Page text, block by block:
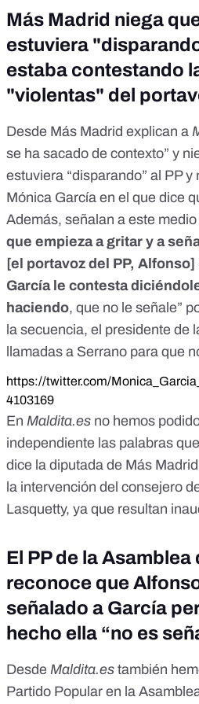
Más Madrid niega
estuviera
estaba contestando
"violentas" del
Desde Más Madrid explican a
se ha sacado de contexto” y
estuviera “disparando” al PP y
Mónica García en el que dice
Además, señalan a este
que empieza a gritar y a
[el portavoz del PP,
García le contesta
haciendo, que no le señale”
la secuencia, el presidente de
llamadas a Serrano para que
https://twitter.com/
4103169
En Maldita.es no hemos
independiente las palabras
dice la diputada de Más
la intervención del consejero
Lasquetty, ya que resultan
El PP de la Asamblea
reconoce que
señalado a García
hecho ella “no es
Desde Maldita.es también
Partido Popular en la